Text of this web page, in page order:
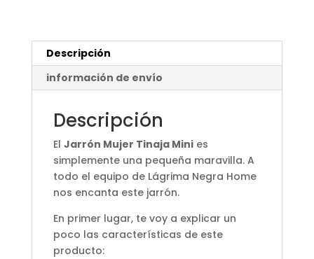
Descripción
información de envío
Descripción
El Jarrón Mujer Tinaja Minies
simplemente una pequeña maravilla. A
todo el equipo de Lágrima Negra Home
nos encanta este jarrón.
En primer lugar, te voy a explicar un
poco las características de este
producto: